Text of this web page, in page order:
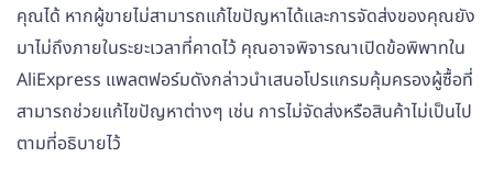
คุณได้ หากผู้ขายไม่สามารถแก้ไขปัญหาได้และการจัดส่งของคุณยัง
มาไม่ถึงภายในระยะเวลาที่คาดไว้ คุณอาจพิจารณาเปิดข้อพิพาทใน
AliExpress แพลตฟอร์มดังกล่าวนำเสนอโปรแกรมคุ้มครองผู้ซื้อที่
สามารถช่วยแก้ไขปัญหาต่างๆ เช่น การไม่จัดส่งหรือสินค้าไม่เป็นไป
ตามที่อธิบายไว้